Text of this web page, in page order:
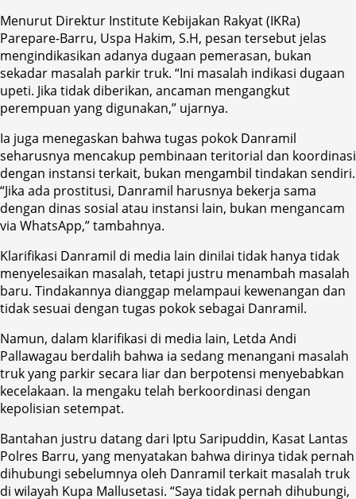
Menurut Direktur Institute Kebijakan Rakyat (IKRa)
Parepare-Barru, Uspa Hakim, S.H, pesan tersebut jelas
mengindikasikan adanya dugaan pemerasan, bukan
sekadar masalah parkir truk. “Ini masalah indikasi dugaan
upeti. Jika tidak diberikan, ancaman mengangkut
perempuan yang digunakan,” ujarnya.
Ia juga menegaskan bahwa tugas pokok Danramil
seharusnya mencakup pembinaan teritorial dan koordinasi
dengan instansi terkait, bukan mengambil tindakan sendiri.
“Jika ada prostitusi, Danramil harusnya bekerja sama
dengan dinas sosial atau instansi lain, bukan mengancam
via WhatsApp,” tambahnya.
Klarifikasi Danramil di media lain dinilai tidak hanya tidak
menyelesaikan masalah, tetapi justru menambah masalah
baru. Tindakannya dianggap melampaui kewenangan dan
tidak sesuai dengan tugas pokok sebagai Danramil.
Namun, dalam klarifikasi di media lain, Letda Andi
Pallawagau berdalih bahwa ia sedang menangani masalah
truk yang parkir secara liar dan berpotensi menyebabkan
kecelakaan. Ia mengaku telah berkoordinasi dengan
kepolisian setempat.
Bantahan justru datang dari Iptu Saripuddin, Kasat Lantas
Polres Barru, yang menyatakan bahwa dirinya tidak pernah
dihubungi sebelumnya oleh Danramil terkait masalah truk
di wilayah Kupa Mallusetasi. “Saya tidak pernah dihubungi,